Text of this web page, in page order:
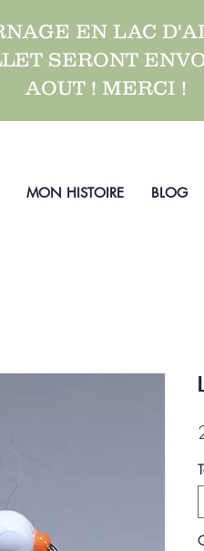
EN LAC
SERONT
AOUT ! MERCI !
MON HISTOIRE BLOG